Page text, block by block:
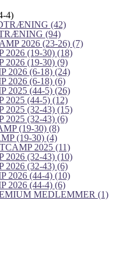
4)
(42)
(94)
2026 (23-26) (7)
2026 (19-30) (18)
2026 (19-30) (9)
2026 (6-18) (24)
2026 (6-18) (6)
2025 (44-5) (26)
2025 (44-5) (12)
2025 (32-43) (15)
2025 (32-43) (6)
(19-30) (8)
(19-30) (4)
2025 (11)
2026 (32-43) (10)
2026 (32-43) (6)
2026 (44-4) (10)
2026 (44-4) (6)
MEDLEMMER (1)